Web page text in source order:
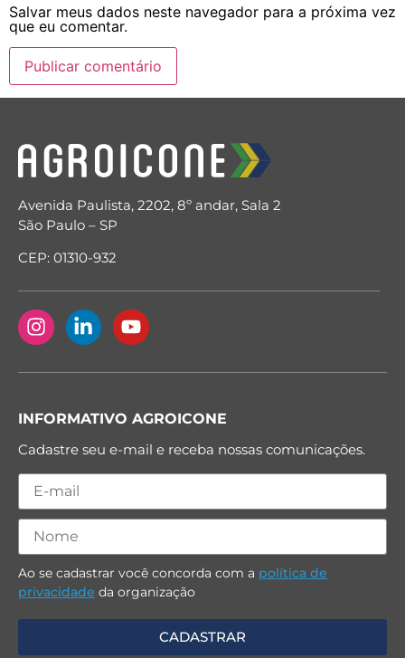
Salvar meus dados neste navegador para a próxima vez
que eu comentar.
Avenida Paulista, 2202, 8º andar, Sala 2
São Paulo – SP
CEP: 01310-932
INFORMATIVO AGROICONE
Cadastre seu e-mail e receba nossas comunicações.
Ao se cadastrar você concorda com a política de
privacidade da organização